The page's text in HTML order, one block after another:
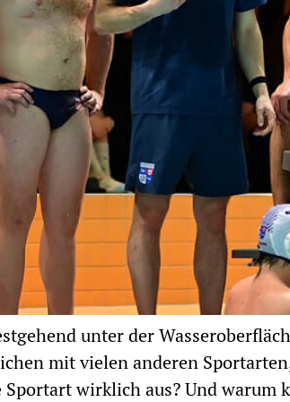
unter der
mit vielen anderen
wirklich aus? Und